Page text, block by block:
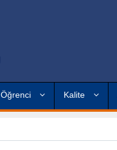
Öğrenci Kalite